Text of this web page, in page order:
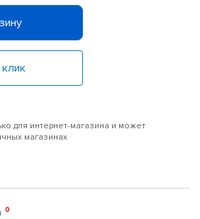
клик
для интернет-магазина и может
магазинах